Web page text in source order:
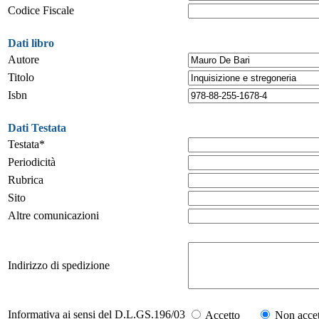
Codice Fiscale
Dati libro
Autore
Titolo
Isbn
Dati Testata
Testata*
Periodicità
Rubrica
Sito
Altre comunicazioni
Indirizzo di spedizione
Informativa ai sensi del D.L.GS.196/03 Accetto Non